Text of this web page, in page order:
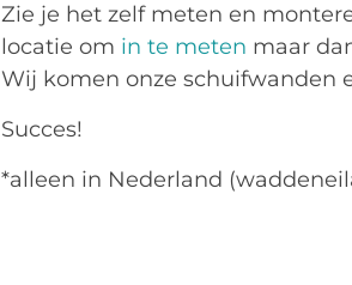
Zie je het zelf meten en
locatie om in te meten maar
Wij komen onze schuifwanden
Succes!
*alleen in Nederland